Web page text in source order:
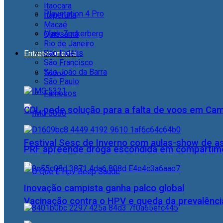
Playstation 4 Pro
Mark Zuckerberg
Entretenimento
Todos
Famosos
Festival Sesc de Inverno com aulas-show de
Vacinação contra o HPV e queda da
Itaocara
Itaperuna
Macaé
Quissamã
Rio de Janeiro
São Fidélis
São Francisco
São João da Barra
São Paulo
CDL pede solução para a falta de voos em
PRF apreende droga escondida em
Inovação campista ganha palco global